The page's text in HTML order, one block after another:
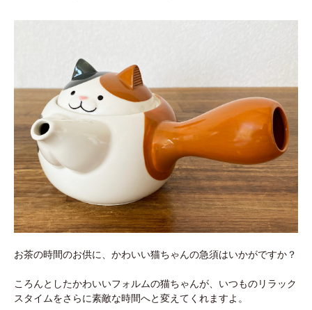
お茶の時間のお供に、かわいい猫ちゃんの急須はいかがですか？
ころんとしたかわいいフォルムの猫ちゃんが、いつものリラック
スタイムをさらに素敵な時間へと変えてくれますよ。